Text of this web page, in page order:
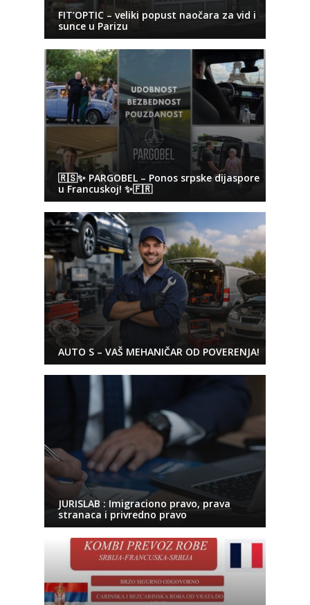
FIT’OPTIC – veliki popust naočara za vid i
sunce u Parizu
🇷🇸✨ PARGOBEL – Ponos srpske dijaspore
u Francuskoj! ✨🇫🇷
AUTO S – VAŠ MEHANIČAR OD POVERENJA!
JURISLAB : Imigraciono pravo, prava
stranaca i privredno pravo